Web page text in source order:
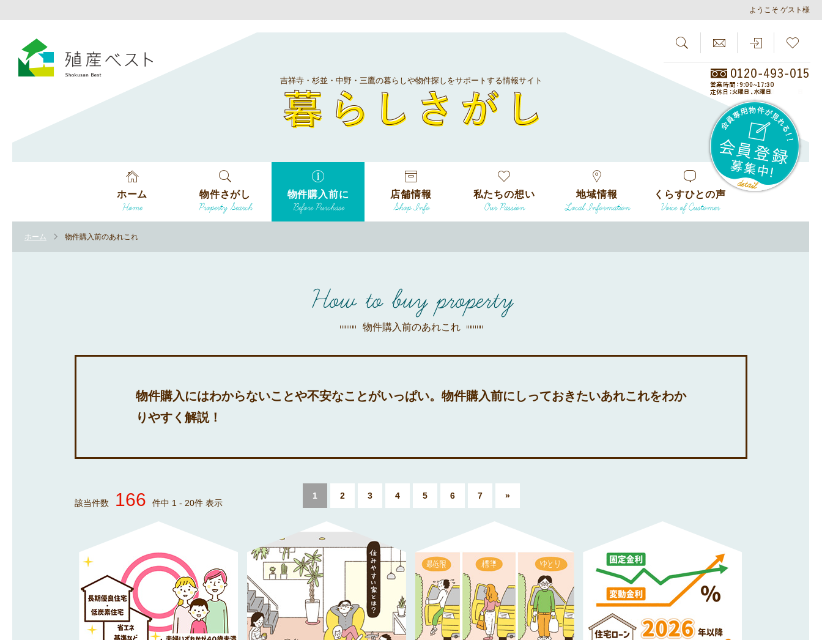
ようこそ ゲスト様
SEARCH
吉祥寺・杉並・中野・三鷹の暮らしや物件探しをサポートする情報サイト
ホーム
Home
物件さがし
Property Search
駅から
物件購入前に
Before Purchase
店舗情報
Shop Info
荻窪店
私たちの想い
Our Passion
地域情報
Local Information
くらすひとの声
Voice of Customer
ホーム 物件購入前のあれこれ
How to buy property
物件購入前のあれこれ
物件購入にはわからないことや不安なことがいっぱい。物件購入前にしっておきたいあれこれをわか
りやすく解説！
該当件数 166 件中 1 - 20件 表示
1 2 3 4 5 6 7 »